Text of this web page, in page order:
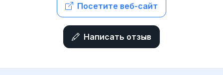
Посетите веб-сайт
Написать отзыв